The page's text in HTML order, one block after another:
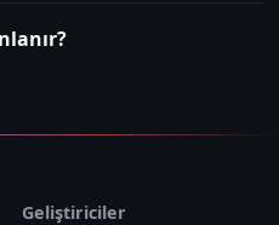
Geliştiriciler